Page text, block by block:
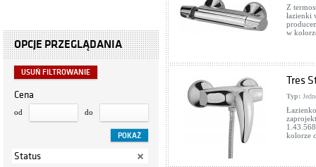
OPCJE PRZEGLĄDANIA
USUŃ FILTROWANIE
Cena
od do
Status
Z
łazienki
w
Tres
Typ:
kolorze